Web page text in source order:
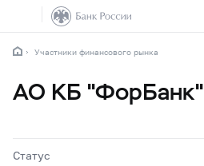
Участники финансового рынка
АО КБ "ФорБанк"
Статус